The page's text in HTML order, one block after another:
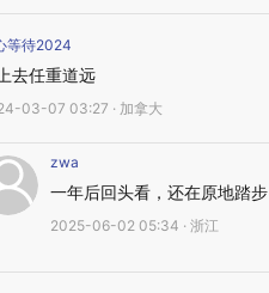
等待2024
去任重道远
03-07 03:27 · 加拿大
zwa
一年后回头看，还在原地踏步
2025-06-02 05:34 · 浙江